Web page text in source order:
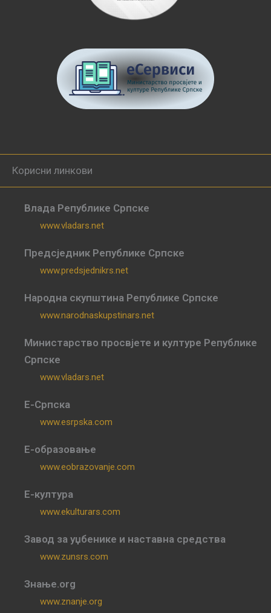
Корисни линкови
Влада Републике Српске
www.vladars.net
Предсједник Републике Српске
www.predsjednikrs.net
Народна скупштина Републике Српске
www.narodnaskupstinars.net
Министарство просвјете и културе Републике
Српске
www.vladars.net
Е-Српска
www.esrpska.com
Е-образовање
www.eobrazovanje.com
Е-култура
www.ekulturars.com
Завод за уџбенике и наставна средства
www.zunsrs.com
Знање.org
www.znanje.org